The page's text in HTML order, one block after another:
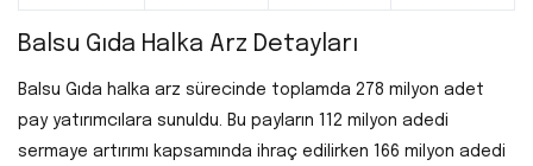
Balsu Gıda Halka Arz Detayları
Balsu Gıda halka arz sürecinde toplamda 278 milyon adet
pay yatırımcılara sunuldu. Bu payların 112 milyon adedi
sermaye artırımı kapsamında ihraç edilirken 166 milyon adedi